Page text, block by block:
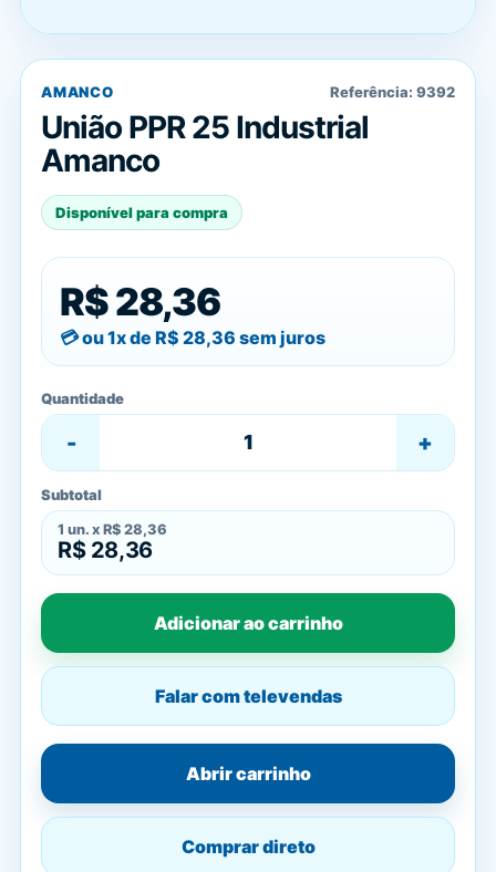
AMANCO Referência: 9392
União PPR 25 Industrial
Amanco
Disponível para compra
R$ 28,36
ou 1x de R$ 28,36 sem juros
Quantidade
- +
Subtotal
1 un. x R$ 28,36
R$ 28,36
Adicionar ao carrinho
Falar com televendas
Abrir carrinho
Comprar direto